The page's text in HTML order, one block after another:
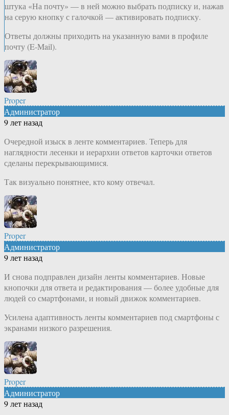
штука «На почту» — в ней можно выбрать подписку и, нажав
на серую кнопку с галочкой — активировать подписку.
Ответы должны приходить на указанную вами в профиле
почту (E-Mail).
Proper
Администратор
9 лет назад
Очередной изыск в ленте комментариев. Теперь для
наглядности лесенки и иерархии ответов карточки ответов
сделаны перекрывающимися.
Так визуально понятнее, кто кому отвечал.
Proper
Администратор
9 лет назад
И снова подправлен дизайн ленты комментариев. Новые
кнопочки для ответа и редактирования — более удобные для
людей со смартфонами, и новый движок комментариев.
Усилена адаптивность ленты комментариев под смартфоны с
экранами низкого разрешения.
Proper
Администратор
9 лет назад